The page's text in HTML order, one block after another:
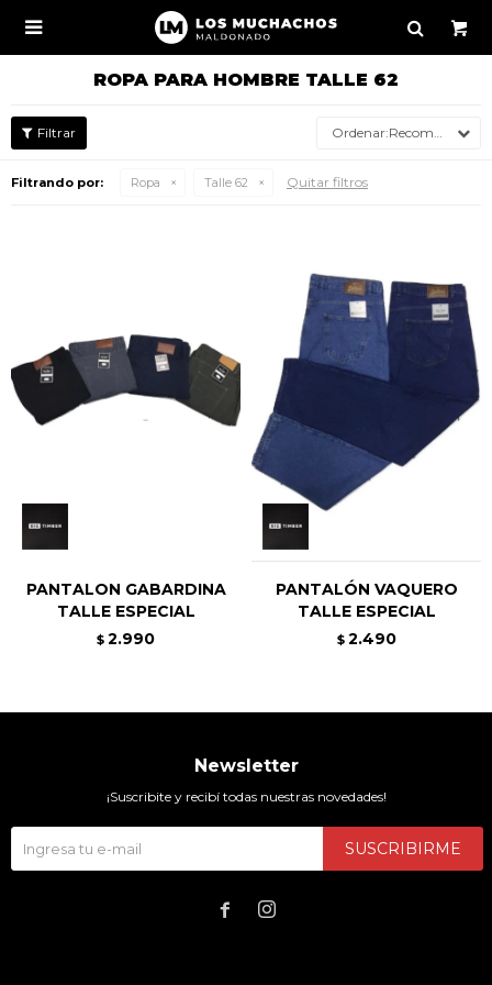

ROPA PARA HOMBRE TALLE 62
Recomendados
Filtrando por: Ropa Talle 62 Quitar filtros
PANTALON GABARDINA
TALLE ESPECIAL
$ 2.990
PANTALÓN VAQUERO
TALLE ESPECIAL
$ 2.490
Newsletter
¡Suscribite y recibí todas nuestras novedades!
SUSCRIBIRME
 